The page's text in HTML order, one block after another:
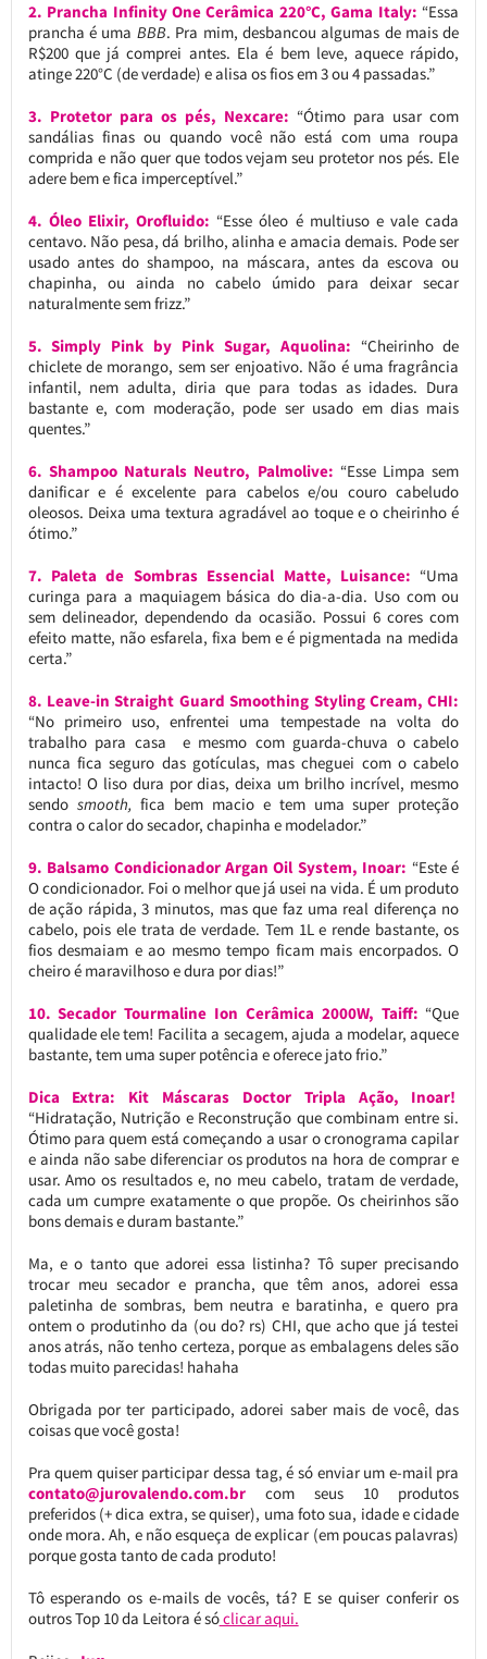
2. Prancha Infinity One Cerâmica 220°C, Gama Italy: “Essa
prancha é uma BBB. Pra mim, desbancou algumas de mais de
R$200 que já comprei antes. Ela é bem leve, aquece rápido,
atinge 220°C (de verdade) e alisa os fios em 3 ou 4 passadas.”
3. Protetor para os pés, Nexcare: “Ótimo para usar com
sandálias finas ou quando você não está com uma roupa
comprida e não quer que todos vejam seu protetor nos pés. Ele
adere bem e fica imperceptível.”
4. Óleo Elixir, Orofluido: “Esse óleo é multiuso e vale cada
centavo. Não pesa, dá brilho, alinha e amacia demais. Pode ser
usado antes do shampoo, na máscara, antes da escova ou
chapinha, ou ainda no cabelo úmido para deixar secar
naturalmente sem frizz.”
5. Simply Pink by Pink Sugar, Aquolina: “Cheirinho de
chiclete de morango, sem ser enjoativo. Não é uma fragrância
infantil, nem adulta, diria que para todas as idades. Dura
bastante e, com moderação, pode ser usado em dias mais
quentes.”
6. Shampoo Naturals Neutro, Palmolive: “Esse Limpa sem
danificar e é excelente para cabelos e/ou couro cabeludo
oleosos. Deixa uma textura agradável ao toque e o cheirinho é
ótimo.”
7. Paleta de Sombras Essencial Matte, Luisance: “Uma
curinga para a maquiagem básica do dia-a-dia. Uso com ou
sem delineador, dependendo da ocasião. Possui 6 cores com
efeito matte, não esfarela, fixa bem e é pigmentada na medida
certa.”
8. Leave-in Straight Guard Smoothing Styling Cream, CHI:
“No primeiro uso, enfrentei uma tempestade na volta do
trabalho para casa e mesmo com guarda-chuva o cabelo
nunca fica seguro das gotículas, mas cheguei com o cabelo
intacto! O liso dura por dias, deixa um brilho incrível, mesmo
sendo smooth, fica bem macio e tem uma super proteção
contra o calor do secador, chapinha e modelador.”
9. Balsamo Condicionador Argan Oil System, Inoar: “Este é
O condicionador. Foi o melhor que já usei na vida. É um produto
de ação rápida, 3 minutos, mas que faz uma real diferença no
cabelo, pois ele trata de verdade. Tem 1L e rende bastante, os
fios desmaiam e ao mesmo tempo ficam mais encorpados. O
cheiro é maravilhoso e dura por dias!”
10. Secador Tourmaline Ion Cerâmica 2000W, Taiff: “Que
qualidade ele tem! Facilita a secagem, ajuda a modelar, aquece
bastante, tem uma super potência e oferece jato frio.”
Dica Extra: Kit Máscaras Doctor Tripla Ação, Inoar!
“Hidratação, Nutrição e Reconstrução que combinam entre si.
Ótimo para quem está começando a usar o cronograma capilar
e ainda não sabe diferenciar os produtos na hora de comprar e
usar. Amo os resultados e, no meu cabelo, tratam de verdade,
cada um cumpre exatamente o que propõe. Os cheirinhos são
bons demais e duram bastante.”
Ma, e o tanto que adorei essa listinha? Tô super precisando
trocar meu secador e prancha, que têm anos, adorei essa
paletinha de sombras, bem neutra e baratinha, e quero pra
ontem o produtinho da (ou do? rs) CHI, que acho que já testei
anos atrás, não tenho certeza, porque as embalagens deles são
todas muito parecidas! hahaha
Obrigada por ter participado, adorei saber mais de você, das
coisas que você gosta!
Pra quem quiser participar dessa tag, é só enviar um e-mail pra
contato@jurovalendo.com.brcom seus 10 produtos
preferidos (+ dica extra, se quiser), uma foto sua, idade e cidade
onde mora. Ah, e não esqueça de explicar (em poucas palavras)
porque gosta tanto de cada produto!
Tô esperando os e-mails de vocês, tá? E se quiser conferir os
outros Top 10 da Leitora é sóclicar aqui.